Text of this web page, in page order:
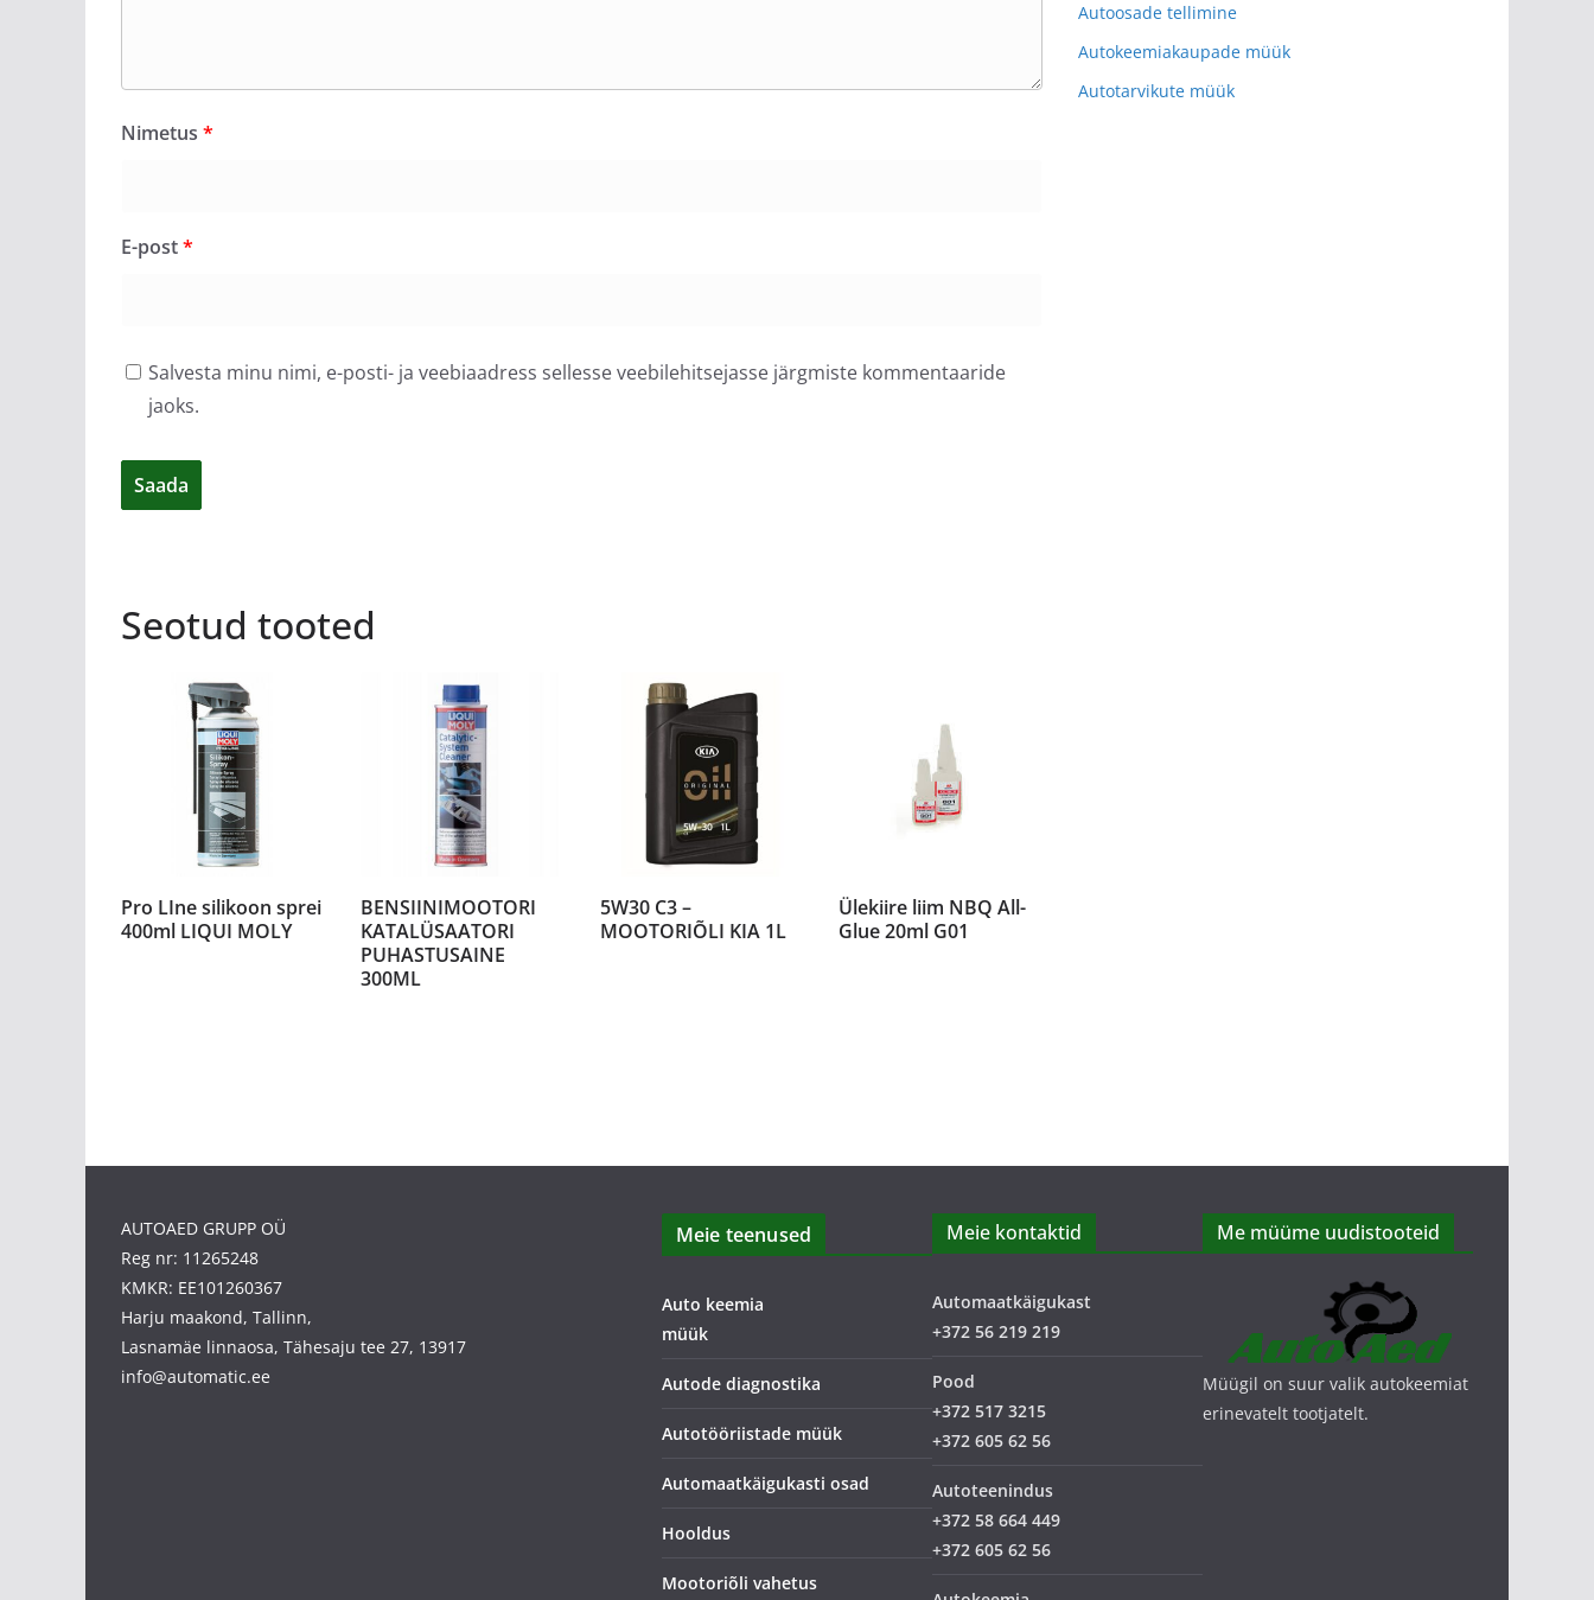
Nimetus *
E-post*
Salvesta minu nimi, e-posti- ja veebiaadress sellesse veebilehitsejasse järgmiste kommentaaride
jaoks.
Seotud tooted
Pro LIne silikoon sprei
400ml LIQUI MOLY
BENSIINIMOOTORI
KATALÜSAATORI
PUHASTUSAINE
300ML
5W30 C3 –
MOOTORIÕLI KIA 1L
Ülekiire liim NBQ All-
Glue 20ml G01
Autoosade tellimine
Autokeemiakaupade müük
Autotarvikute müük
AUTOAED GRUPP OÜ
Reg nr: 11265248
KMKR: EE101260367
Harju maakond, Tallinn,
Lasnamäe linnaosa, Tähesaju tee 27, 13917
info@automatic.ee
Meie teenused
Auto keemia
müük
Autode diagnostika
Autotööriistade müük
Automaatkäigukasti osad
Hooldus
Mootoriõli vahetus
Meie kontaktid
Automaatkäigukast
+372 56 219 219
Pood
+372 517 3215
+372 605 62 56
Autoteenindus
+372 58 664 449
+372 605 62 56
Me müüme uudistooteid
Müügil on suur valik autokeemiat
erinevatelt tootjatelt.